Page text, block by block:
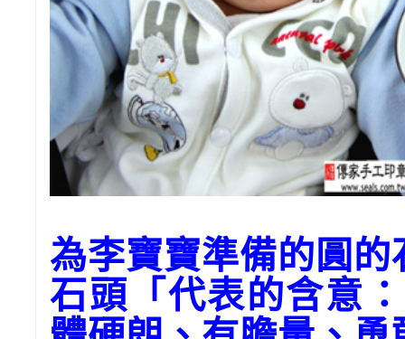
為李寶寶準備的圓的
石頭「代表的含意